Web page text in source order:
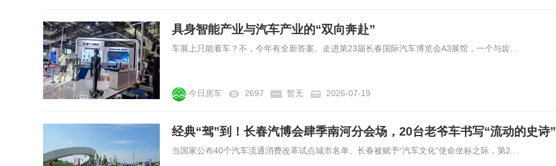
具身智能产业与汽车产业的“双向奔赴”
今日房车 2697 暂无 2026-07-19
经典“驾”到！长春汽博会肆季南河分会场，20台老爷车书写“流动的史诗”